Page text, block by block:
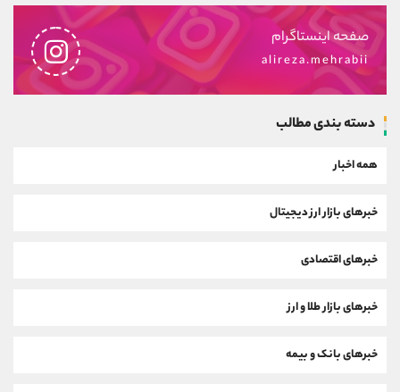
صفحه اینستاگرام
alireza.mehrabii
دسته بندی مطالب
همه اخبار
خبرهای بازار ارز دیجیتال
خبرهای اقتصادی
خبرهای بازار طلا و ارز
خبرهای بانک و بیمه